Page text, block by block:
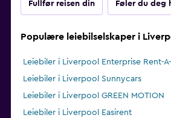
Fullfør reisen din Føler du deg
Populære leiebilselskaper i
Leiebiler i Liverpool Enterprise Rent-
Leiebiler i Liverpool Sunnycars
Leiebiler i Liverpool GREEN MOTION
Leiebiler i Liverpool Easirent